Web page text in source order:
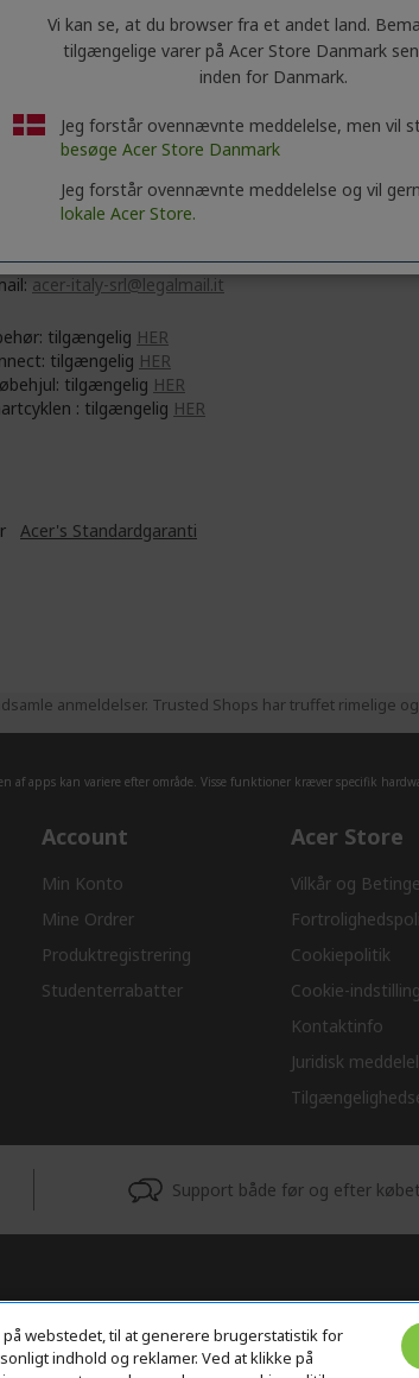
Inc.
No. 88, Section 1, Xin Tai 5th Road, Xizhi
Taipei City 221
Italy S.r.l.
www.acer.com/it-it
acer-italy-srl@legalmail.it
tilgængelig HER
tilgængelig HER
tilgængelig HER
: tilgængelig HER
Acer's Standardgaranti
anmeldelser. Trusted Shops har truffet rimelige
apps kan variere efter område. Visse funktioner kræver specifik
Account
Min Konto
Mine Ordrer
Produktregistrering
Studenterrabatter
Acer Store
Vilkår og
Cookiepolitik
Cookie-
Kontaktinfo
Juridisk
Support både før og efter købet
webstedet, til at generere brugerstatistik for
indhold og reklamer. Ved at klikke på
Vi kan se, at du browser fra et andet land.
tilgængelige varer på Acer Store Danmark
inden for Danmark.
Jeg forstår ovennævnte meddelelse, men vil
besøge Acer Store Danmark
Jeg forstår ovennævnte meddelelse og vil
lokale Acer Store.